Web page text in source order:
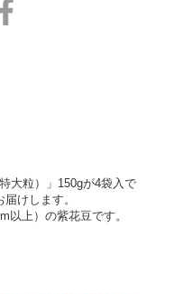
大粒）」150gが4袋入で
届けします。
以上）の紫花豆です。